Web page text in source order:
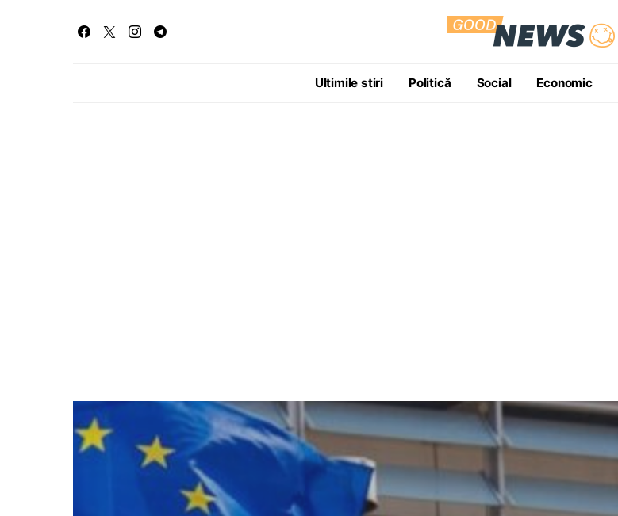
Ultimile stiri Politică Social Economic